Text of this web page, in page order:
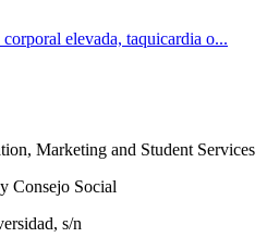
elevada, taquicardia o...
Marketing and Student Services
Consejo Social
s/n